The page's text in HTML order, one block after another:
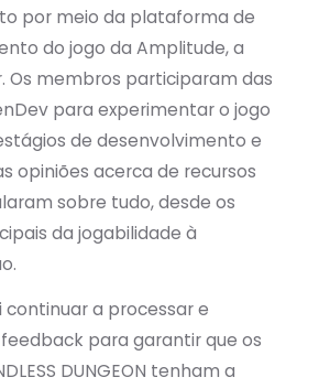
por meio da plataforma de
do jogo da Amplitude, a
Os membros participaram das
para experimentar o jogo
de desenvolvimento e
opiniões acerca de recursos
sobre tudo, desde os
da jogabilidade à
a processar e
para garantir que os
DUNGEON tenham a